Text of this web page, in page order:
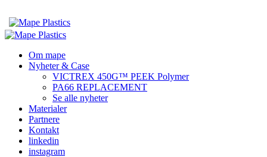
Om mape
Nyheter & Case
VICTREX 450G™ PEEK Polymer
PA66 REPLACEMENT
Se alle nyheter
Materialer
Partnere
Kontakt
linkedin
instagram